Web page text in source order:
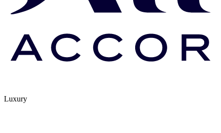
Luxury